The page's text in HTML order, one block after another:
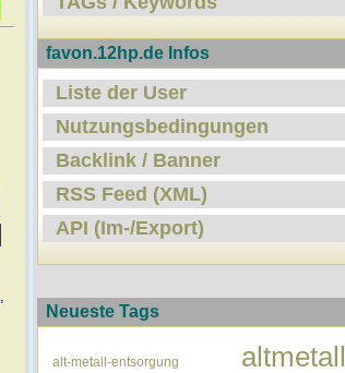
,
favon.12hp.de Infos
Liste der User
Nutzungsbedingungen
Backlink / Banner
RSS Feed (XML)
API (Im-/Export)
Neueste Tags
alt-metall-entsorgung altmetall